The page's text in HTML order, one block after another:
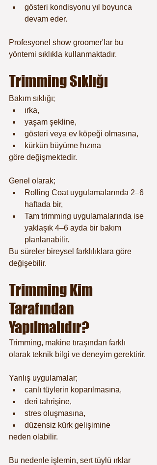
gösteri kondisyonu yıl boyunca
devam eder.
Profesyonel show groomer'lar bu
yöntemi sıklıkla kullanmaktadır.
Trimming Sıklığı
Bakım sıklığı;
ırka,
yaşam şekline,
gösteri veya ev köpeği olmasına,
kürkün büyüme hızına
göre değişmektedir.
Genel olarak;
Rolling Coat uygulamalarında 2–6
haftada bir,
Tam trimming uygulamalarında ise
yaklaşık 4–6 ayda bir bakım
planlanabilir.
Bu süreler bireysel farklılıklara göre
değişebilir.
Trimming Kim
Tarafından
Yapılmalıdır?
Trimming, makine tıraşından farklı
olarak teknik bilgi ve deneyim gerektirir.
Yanlış uygulamalar;
canlı tüylerin koparılmasına,
deri tahrişine,
stres oluşmasına,
düzensiz kürk gelişimine
neden olabilir.
Bu nedenle işlemin, sert tüylü ırklar